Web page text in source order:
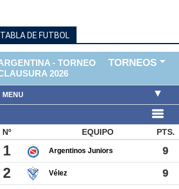
TABLA DE FUTBOL